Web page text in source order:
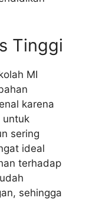
Tinggi
MI
karena
untuk
sering
ideal
terhadap
sehingga